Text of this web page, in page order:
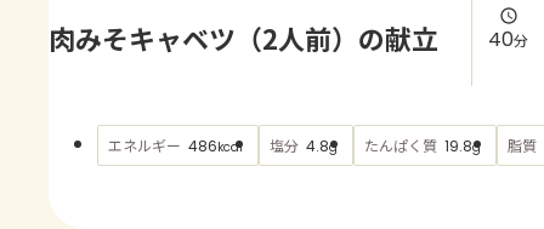
AJINOMOTO PARK とは
肉みそキャベツ（2人前）の献立 40分
エネルギー 486kcal 塩分 4.8g たんぱく質 19.8g 脂質